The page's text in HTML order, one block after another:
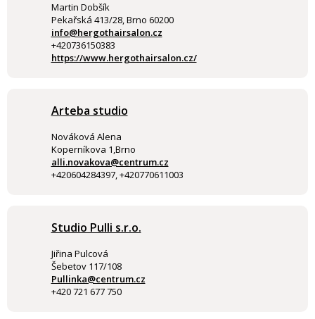
Martin Dobšík
Pekařská 413/28, Brno 60200
info@hergothairsalon.cz
+420736150383
https://www.hergothairsalon.cz/
Arteba studio
Nováková Alena
Koperníkova 1,Brno
alli.novakova@centrum.cz
+420604284397, +420770611003
Studio Pulli s.r.o.
Jiřina Pulcová
Šebetov 117/108
Pullinka@centrum.cz
+420 721 677 750